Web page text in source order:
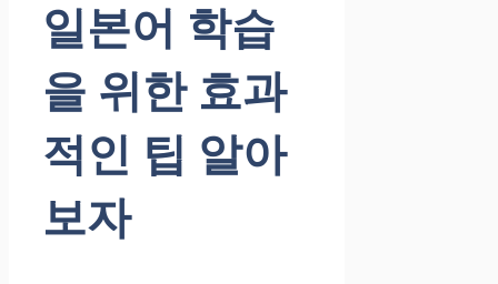
일본어 학습
을 위한 효과
적인 팁 알아
보자